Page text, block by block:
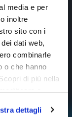
media e per
inoltre
sito con i
dati web,
combinarle
o che hanno
di più nella
o
dettagli